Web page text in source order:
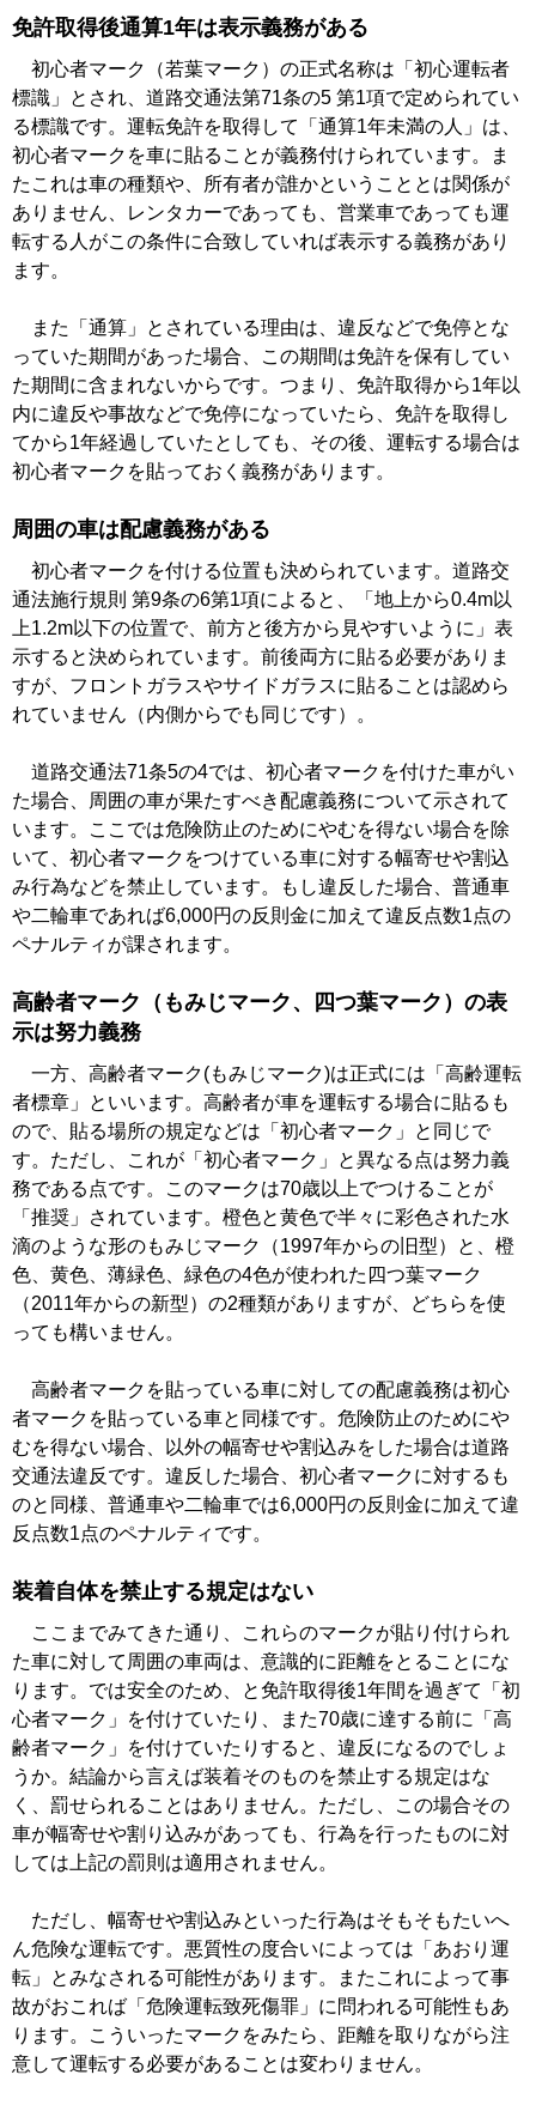
免許取得後通算1年は表示義務がある
初心者マーク（若葉マーク）の正式名称は「初心運転者
標識」とされ、道路交通法第71条の5 第1項で定められてい
る標識です。運転免許を取得して「通算1年未満の人」は、
初心者マークを車に貼ることが義務付けられています。ま
たこれは車の種類や、所有者が誰かということとは関係が
ありません、レンタカーであっても、営業車であっても運
転する人がこの条件に合致していれば表示する義務があり
ます。
また「通算」とされている理由は、違反などで免停とな
っていた期間があった場合、この期間は免許を保有してい
た期間に含まれないからです。つまり、免許取得から1年以
内に違反や事故などで免停になっていたら、免許を取得し
てから1年経過していたとしても、その後、運転する場合は
初心者マークを貼っておく義務があります。
周囲の車は配慮義務がある
初心者マークを付ける位置も決められています。道路交
通法施行規則 第9条の6第1項によると、「地上から0.4m以
上1.2m以下の位置で、前方と後方から見やすいように」表
示すると決められています。前後両方に貼る必要がありま
すが、フロントガラスやサイドガラスに貼ることは認めら
れていません（内側からでも同じです）。
道路交通法71条5の4では、初心者マークを付けた車がい
た場合、周囲の車が果たすべき配慮義務について示されて
います。ここでは危険防止のためにやむを得ない場合を除
いて、初心者マークをつけている車に対する幅寄せや割込
み行為などを禁止しています。もし違反した場合、普通車
や二輪車であれば6,000円の反則金に加えて違反点数1点の
ペナルティが課されます。
高齢者マーク（もみじマーク、四つ葉マーク）の表
示は努力義務
一方、高齢者マーク(もみじマーク)は正式には「高齢運転
者標章」といいます。高齢者が車を運転する場合に貼るも
ので、貼る場所の規定などは「初心者マーク」と同じで
す。ただし、これが「初心者マーク」と異なる点は努力義
務である点です。このマークは70歳以上でつけることが
「推奨」されています。橙色と黄色で半々に彩色された水
滴のような形のもみじマーク（1997年からの旧型）と、橙
色、黄色、薄緑色、緑色の4色が使われた四つ葉マーク
（2011年からの新型）の2種類がありますが、どちらを使
っても構いません。
高齢者マークを貼っている車に対しての配慮義務は初心
者マークを貼っている車と同様です。危険防止のためにや
むを得ない場合、以外の幅寄せや割込みをした場合は道路
交通法違反です。違反した場合、初心者マークに対するも
のと同様、普通車や二輪車では6,000円の反則金に加えて違
反点数1点のペナルティです。
装着自体を禁止する規定はない
ここまでみてきた通り、これらのマークが貼り付けられ
た車に対して周囲の車両は、意識的に距離をとることにな
ります。では安全のため、と免許取得後1年間を過ぎて「初
心者マーク」を付けていたり、また70歳に達する前に「高
齢者マーク」を付けていたりすると、違反になるのでしょ
うか。結論から言えば装着そのものを禁止する規定はな
く、罰せられることはありません。ただし、この場合その
車が幅寄せや割り込みがあっても、行為を行ったものに対
しては上記の罰則は適用されません。
ただし、幅寄せや割込みといった行為はそもそもたいへ
ん危険な運転です。悪質性の度合いによっては「あおり運
転」とみなされる可能性があります。またこれによって事
故がおこれば「危険運転致死傷罪」に問われる可能性もあ
ります。こういったマークをみたら、距離を取りながら注
意して運転する必要があることは変わりません。